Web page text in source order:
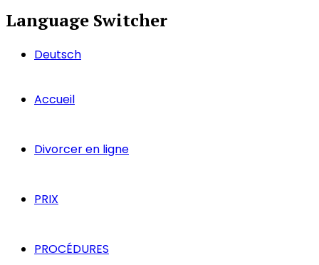
Language Switcher
Deutsch
Accueil
Divorcer en ligne
PRIX
PROCÉDURES